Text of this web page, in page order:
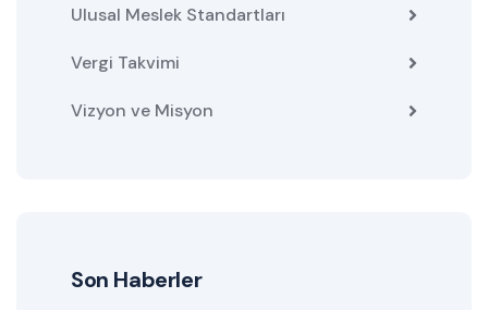
Ulusal Meslek Standartları
Vergi Takvimi
Vizyon ve Misyon
Son Haberler